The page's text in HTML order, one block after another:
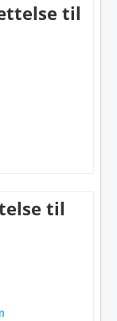
til
til